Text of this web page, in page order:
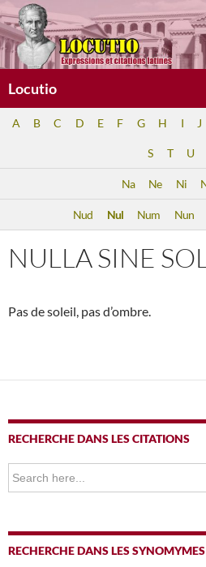
Aller
au
contenu
Locutio
A B C D E F G H I J
S T U
Na Ne Ni
Nud Nul Num Nun
NULLA SINE
Pas de soleil, pas d’ombre.
RECHERCHE DANS LES CITATIONS
Search
for:
RECHERCHE DANS LES SYNOMYMES